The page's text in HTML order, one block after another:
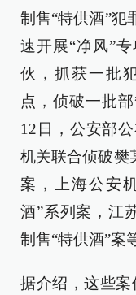
制售“特供酒”犯
速开展“净风”
伙，抓获一批
点，侦破一批
12日，公安部
机关联合侦破樊
案，上海公安
酒”系列案，江
制售“特供酒”案
据介绍，这些